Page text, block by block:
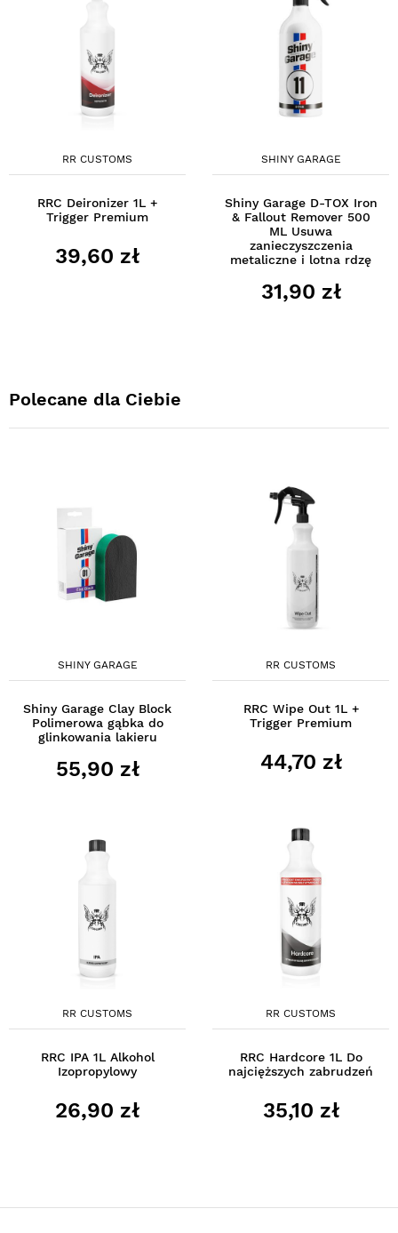
RR CUSTOMS
RRC Deironizer 1L +
Trigger Premium
39,60 zł
SHINY GARAGE
Shiny Garage D-TOX Iron
& Fallout Remover 500
ML Usuwa
zanieczyszczenia
metaliczne i lotna rdzę
31,90 zł
Polecane dla Ciebie
SHINY GARAGE
Shiny Garage Clay Block
Polimerowa gąbka do
glinkowania lakieru
55,90 zł
RR CUSTOMS
RRC Wipe Out 1L +
Trigger Premium
44,70 zł
RR CUSTOMS
RRC IPA 1L Alkohol
Izopropylowy
26,90 zł
RR CUSTOMS
RRC Hardcore 1L Do
najcięższych zabrudzeń
35,10 zł